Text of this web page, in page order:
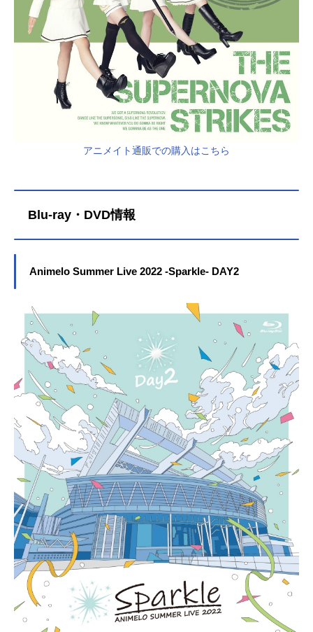
アニメイト通販での購入はこちら
Blu-ray・DVD情報
Animelo Summer Live 2022 -Sparkle- DAY2